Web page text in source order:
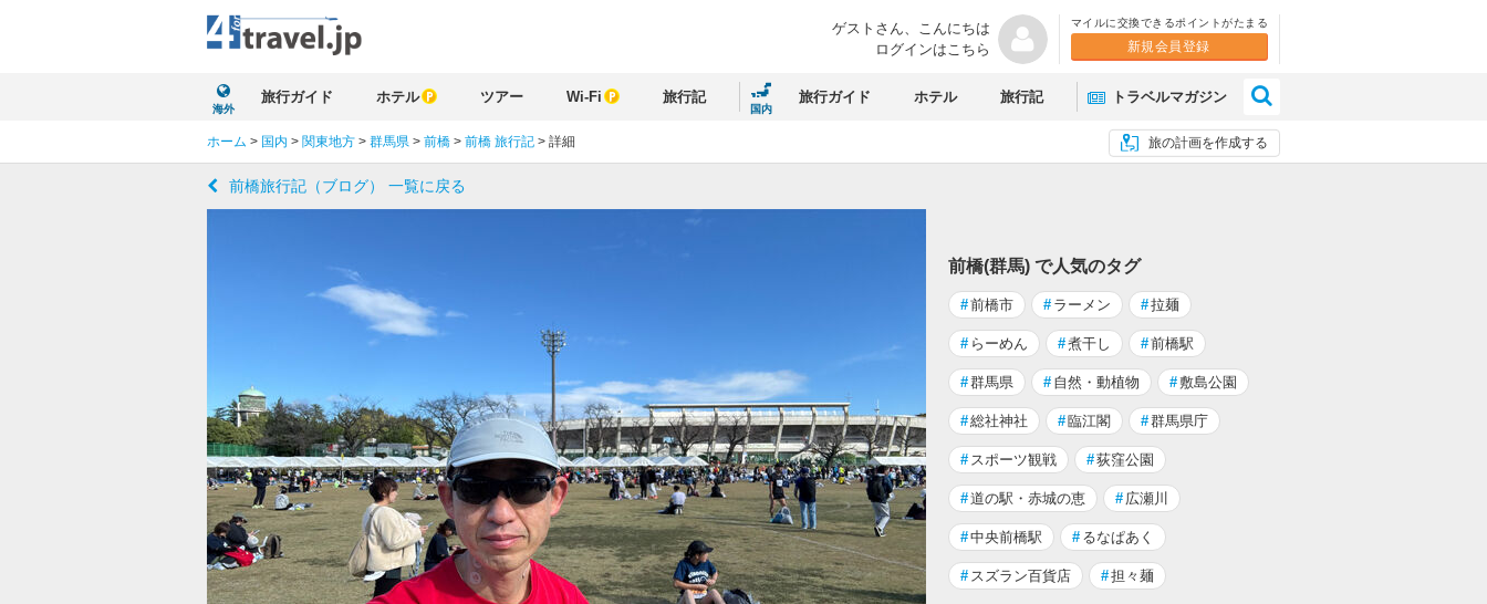
ゲストさん、 こんにちは
ログインはこちら
マイルに交換できるポイントがたまる
新規会員登録
海外
旅行ガイド ホテル ツアー Wi-Fi 旅行記
国内
旅行ガイド ホテル 旅行記 トラベルマガジン
旅の計画を作成する
ホーム > 国内 > 関東地方 > 群馬県 > 前橋 > 前橋 旅行記 > 詳細
前橋旅行記（ブログ） 一覧に戻る
前橋(群馬) で人気のタグ
#前橋市 # ラーメン #拉麺
# らーめん #煮干し #前橋駅
#群馬県 # 自然・動植物 #敷島公園
#総社神社 #臨江閣 #群馬県庁
# スポーツ観戦 #荻窪公園
#道の駅・赤城の恵 # 広瀬川
#中央前橋駅 # るなぱあく
# スズラン百貨店 #担々麺